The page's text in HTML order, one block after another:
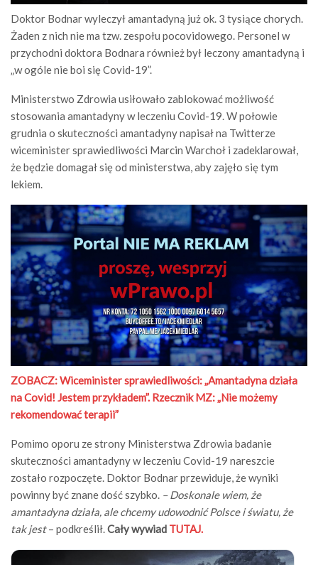
Doktor Bodnar wyleczył amantadyną już ok. 3 tysiące chorych.
Żaden z nich nie ma tzw. zespołu pocovidowego. Personel w
przychodni doktora Bodnara również był leczony amantadyną i
„w ogóle nie boi się Covid-19”.
Ministerstwo Zdrowia usiłowało zablokować możliwość
stosowania amantadyny w leczeniu Covid-19. W połowie
grudnia o skuteczności amantadyny napisał na Twitterze
wiceminister sprawiedliwości Marcin Warchoł i zadeklarował,
że będzie domagał się od ministerstwa, aby zajęło się tym
lekiem.
ZOBACZ: Wiceminister sprawiedliwości: „Amantadyna działa
na Covid! Jestem przykładem”. Rzecznik MZ: „Nie możemy
rekomendować terapii”
Pomimo oporu ze strony Ministerstwa Zdrowia badanie
skuteczności amantadyny w leczeniu Covid-19 nareszcie
zostało rozpoczęte. Doktor Bodnar przewiduje, że wyniki
powinny być znane dość szybko. – Doskonale wiem, że
amantadyna działa, ale chcemy udowodnić Polsce i światu, że
tak jest– podkreślił.Cały wywiad TUTAJ.